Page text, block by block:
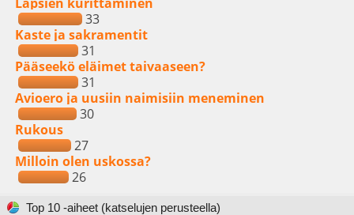
33
Kaste ja sakramentit
31
Pääseekö eläimet taivaaseen?
31
Avioero ja uusiin naimisiin meneminen
30
Rukous
27
Milloin olen uskossa?
26
Top 10 -aiheet (katselujen perusteella)